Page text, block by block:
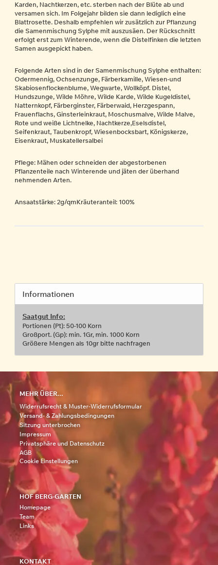
Karden, Nachtkerzen, etc. sterben nach der Blüte ab und
versamen sich. Im Folgejahr bilden sie dann lediglich eine
Blattrosette. Deshalb empfehlen wir zusätzlich zur Pflanzung
die Samenmischung Sylphe mit auszusäen. Der Rückschnitt
erfolgt erst zum Winterende, wenn die Distelfinken die letzten
Samen ausgepickt haben.
Folgende Arten sind in der Samenmischung Sylphe enthalten:
Odermennig, Ochsenzunge, Färberkamille, Wiesen-und
Skabiosenflockenblume, Wegwarte, Wollköpf. Distel,
Hundszunge, Wilde Möhre, Wilde Karde, Wilde Kugeldistel,
Natternkopf, Färberginster, Färberwaid, Herzgespann,
Frauenflachs, Ginsterleinkraut, Moschusmalve, Wilde Malve,
Rote und weiße Lichtnelke, Nachtkerze,Eselsdistel,
Seifenkraut, Taubenkropf, Wiesenbocksbart, Königskerze,
Eisenkraut, Muskatellersalbei
Pflege: Mähen oder schneiden der abgestorbenen
Pflanzenteile nach Winterende und jäten der überhand
nehmenden Arten.
Ansaatstärke: 2g/qmKräuteranteil: 100%
Informationen
Saatgut Info:
Portionen (Pt): 50-100 Korn
Großport. (Gp): min. 1Gr, min. 1000 Korn
Größere Mengen als 10gr bitte nachfragen
MEHR ÜBER...
Widerrufsrecht & Muster-Widerrufsformular
Versand- & Zahlungsbedingungen
Sitzung unterbrochen
Impressum
Privatsphäre und Datenschutz
AGB
Cookie Einstellungen
HOF BERG-GARTEN
Homepage
Team
Links
KONTAKT